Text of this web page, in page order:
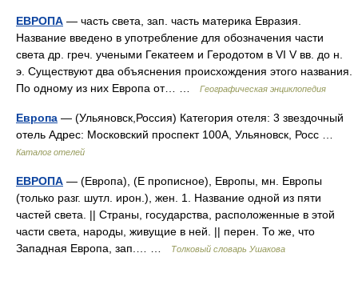
ЕВРОПА — часть света, зап. часть материка Евразия.
Название введено в употребление для обозначения части
света др. греч. учеными Гекатеем и Геродотом в VI V вв. до н.
э. Существуют два объяснения происхождения этого названия.
По одному из них Европа от… …
Географическая энциклопедия
Европа — (Ульяновск,Россия) Категория отеля: 3 звездочный
отель Адрес: Московский проспект 100A, Ульяновск, Росс …
Каталог отелей
ЕВРОПА — (Европа), (Е прописное), Европы, мн. Европы
(только разг. шутл. ирон.), жен. 1. Название одной из пяти
частей света. || Страны, государства, расположенные в этой
части света, народы, живущие в ней. || перен. То же, что
Западная Европа, зап.… …
Толковый словарь Ушакова